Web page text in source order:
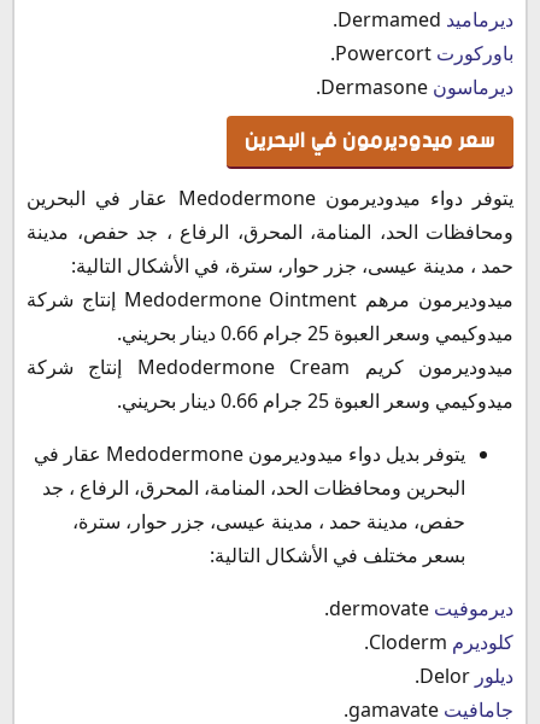
ديرماميد
باوركورت
ديرماسون
سعر ميدوديرمون في البحرين
يتوفر دواء ميدوديرمون Medodermone عقار في البحرين
ومحافظات الحد، المنامة، المحرق، الرفاع ، جد حفص، مدينة
حمد ، مدينة عيسى، جزر حوار، سترة، في الأشكال التالية:
ميدوديرمون مرهم Medodermone Ointment إنتاج شركة
ميدوكيمي وسعر العبوة 25 جرام 0.66 دينار بحريني.
ميدوديرمون كريم Medodermone Cream إنتاج شركة
ميدوكيمي وسعر العبوة 25 جرام 0.66 دينار بحريني.
يتوفر بديل دواء ميدوديرمون Medodermone عقار في
البحرين ومحافظات الحد، المنامة، المحرق، الرفاع ، جد
حفص، مدينة حمد ، مدينة عيسى، جزر حوار، سترة،
بسعر مختلف في الأشكال التالية:
ديرموفيت
كلوديرم
ديلور
جامافيت